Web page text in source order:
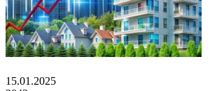
15.01.2025